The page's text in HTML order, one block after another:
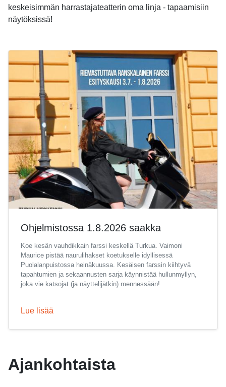
keskeisimmän harrastajateatterin oma linja - tapaamisiin
näytöksissä!
Ajankohtaista
Ohjelmistossa 1.8.2026 saakka
Koe kesän vauhdikkain farssi keskellä Turkua. Vaimoni
Maurice pistää naurulihakset koetukselle idyllisessä
Puolalanpuistossa heinäkuussa. Kesäisen farssin kiihtyvä
tapahtumien ja sekaannusten sarja käynnistää hullunmyllyn,
joka vie katsojat (ja näyttelijätkin) mennessään!
Lue lisää